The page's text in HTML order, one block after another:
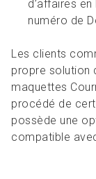
d’affaires
numéro de
Les clients
propre solution
maquettes
procédé de
possède une
compatible